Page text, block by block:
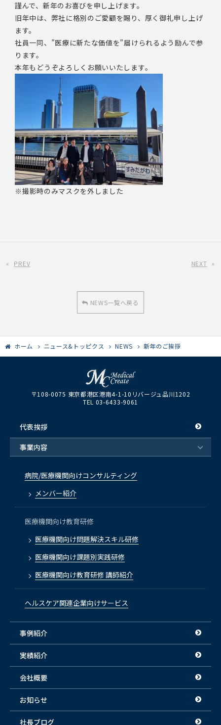
謹んで、新年のお喜びを申し上げます。
旧年中は、弊社に格別のご愛顧を賜り、厚く御礼申し上げ
ます。
社員一同、”医療に新たな価値を”届けられるよう励んで参
ります。
本年もどうぞよろしくお願いいたします。
※撮影時のみマスクを外しました
« PREV NEXT »
NEWS一覧へ戻る
ホーム ニュース&トッピクス NEWS 新年のご挨拶
〒108-0075 東京都港区港南4-1-10リバージュ品川1202
TEL 03-6433-9061
代表挨拶
事業内容
病院/医療機関向けコンサルティング
メンバー紹介
医療機関向け教育研修
医療機関向け問題解決スキル研修
医療機関向け課題別実践研修
医療機関向け教育研修 講師紹介
ヘルスケア関連企業向けサービス
事例紹介
実績紹介
会社概要
お知らせ
社長ブログ